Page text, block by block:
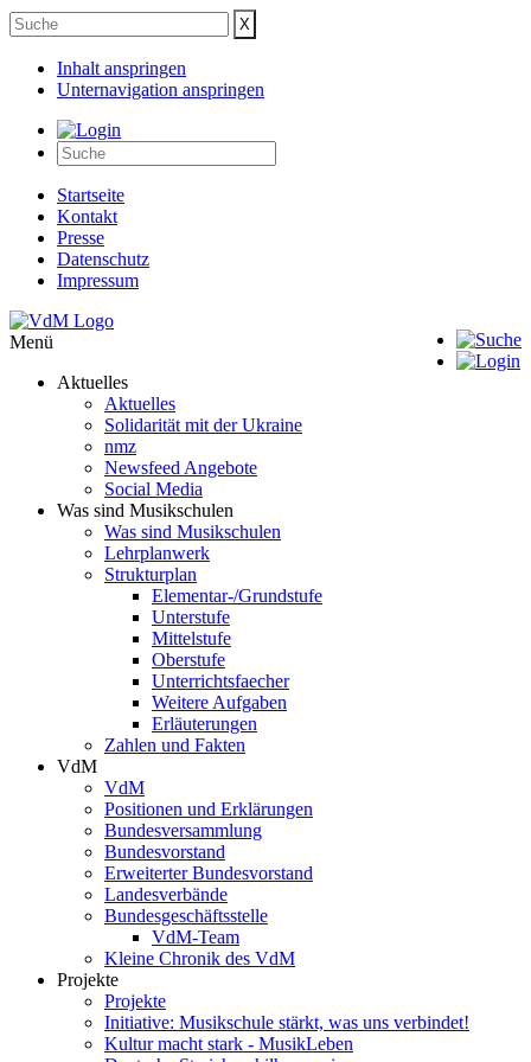
Inhalt anspringen
Unternavigation anspringen
Startseite
Kontakt
Presse
Datenschutz
Impressum
Menü
Aktuelles
Aktuelles
Solidarität mit der Ukraine
nmz
Newsfeed Angebote
Social Media
Was sind Musikschulen
Was sind Musikschulen
Lehrplanwerk
Strukturplan
Elementar-/Grundstufe
Unterstufe
Mittelstufe
Oberstufe
Unterrichtsfaecher
Weitere Aufgaben
Erläuterungen
Zahlen und Fakten
VdM
VdM
Positionen und Erklärungen
Bundesversammlung
Bundesvorstand
Erweiterter Bundesvorstand
Landesverbände
Bundesgeschäftsstelle
VdM-Team
Kleine Chronik des VdM
Projekte
Projekte
Initiative: Musikschule stärkt, was uns verbindet!
Kultur macht stark - MusikLeben